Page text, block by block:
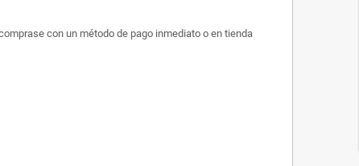
con un método de pago inmediato o en tienda